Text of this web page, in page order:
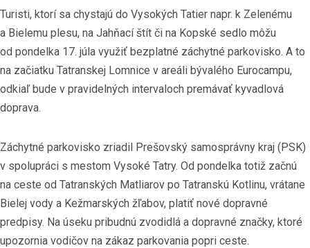
Turisti, ktorí sa chystajú do Vysokých Tatier napr. k Zelenému
a Bielemu plesu, na Jahňací štít či na Kopské sedlo môžu
od pondelka 17. júla využiť bezplatné záchytné parkovisko. A to
na začiatku Tatranskej Lomnice v areáli bývalého Eurocampu,
odkiaľ bude v pravidelných intervaloch premávať kyvadlová
doprava.
Záchytné parkovisko zriadil Prešovský samosprávny kraj (PSK)
v spolupráci s mestom Vysoké Tatry. Od pondelka totiž začnú
na ceste od Tatranských Matliarov po Tatranskú Kotlinu, vrátane
Bielej vody a Kežmarských žľabov, platiť nové dopravné
predpisy. Na úseku pribudnú zvodidlá a dopravné značky, ktoré
upozornia vodičov na zákaz parkovania popri ceste.